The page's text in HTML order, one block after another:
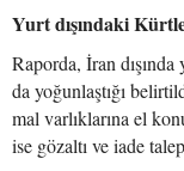
Yurt dışındaki
Raporda, İran
da yoğunlaştığı
mal varlıklarına el
ise gözaltı ve iade